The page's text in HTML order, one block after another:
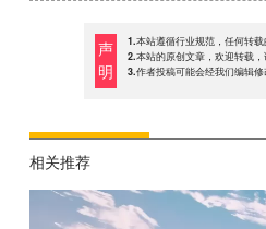
声
明
1.本站遵循行业规范，任何转
2.本站的原创文章，欢迎转载
3.作者投稿可能会经我们编辑修
相关推荐